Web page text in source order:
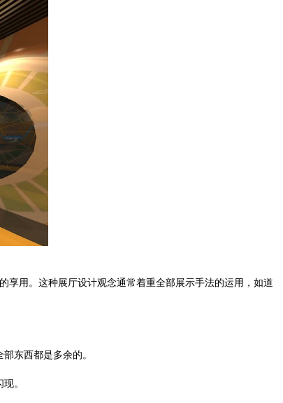
享用。这种展厅设计观念通常着重全部展示手法的运用，如道
东西都是多余的。
。